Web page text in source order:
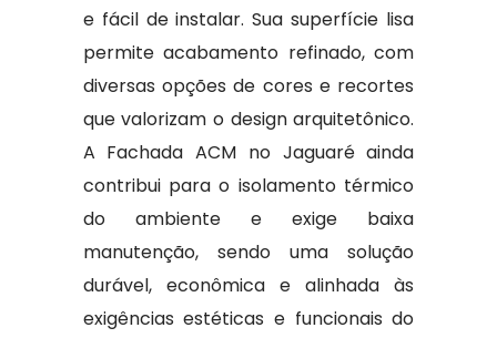
e fácil de instalar. Sua superfície lisa
permite acabamento refinado, com
diversas opções de cores e recortes
que valorizam o design arquitetônico.
A Fachada ACM no Jaguaré ainda
contribui para o isolamento térmico
do ambiente e exige baixa
manutenção, sendo uma solução
durável, econômica e alinhada às
exigências estéticas e funcionais do